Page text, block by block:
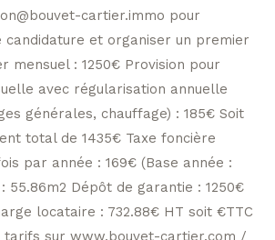
cartier.immo pour
candidature et organiser un premier
mensuel : 1250€ Provision pour
avec régularisation annuelle
générales, chauffage) : 185€ Soit
total de 1435€ Taxe foncière
par année : 169€ (Base année :
55.86m2 Dépôt de garantie : 1250€
locataire : 732.88€ HT soit €TTC
tarifs sur www.bouvet-cartier.com /